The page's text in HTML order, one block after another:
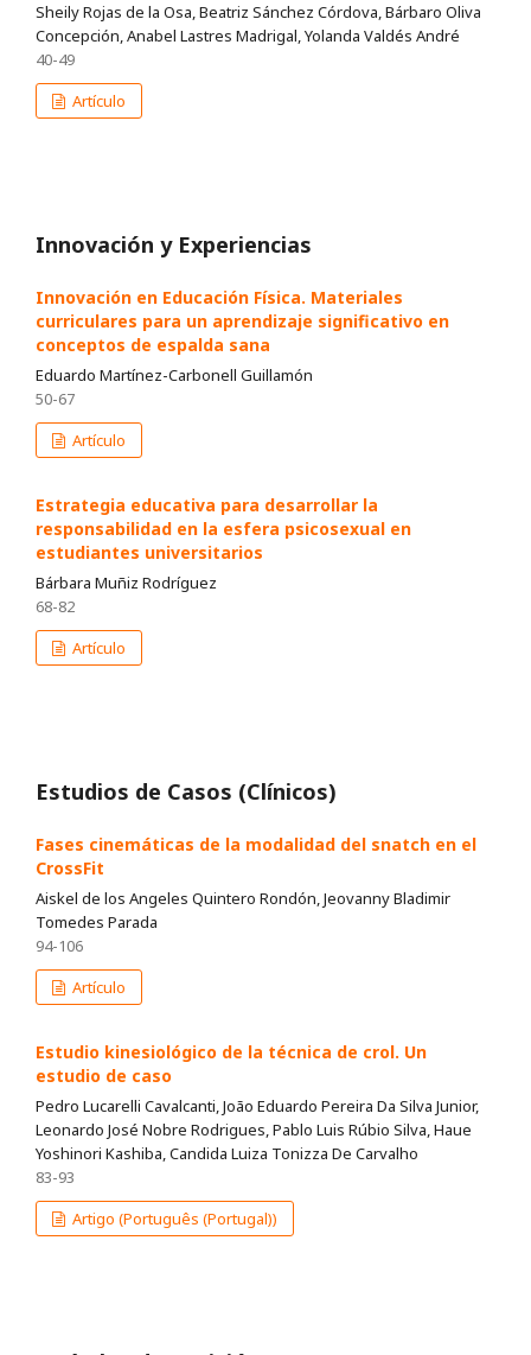
Sheily Rojas de la Osa, Beatriz Sánchez Córdova, Bárbaro Oliva
Concepción, Anabel Lastres Madrigal, Yolanda Valdés André
40-49
Artículo
Innovación y Experiencias
Innovación en Educación Física. Materiales
curriculares para un aprendizaje significativo en
conceptos de espalda sana
Eduardo Martínez-Carbonell Guillamón
50-67
Artículo
Estrategia educativa para desarrollar la
responsabilidad en la esfera psicosexual en
estudiantes universitarios
Bárbara Muñiz Rodríguez
68-82
Artículo
Estudios de Casos (Clínicos)
Fases cinemáticas de la modalidad del snatch en el
CrossFit
Aiskel de los Angeles Quintero Rondón, Jeovanny Bladimir
Tomedes Parada
94-106
Artículo
Estudio kinesiológico de la técnica de crol. Un
estudio de caso
Pedro Lucarelli Cavalcanti, João Eduardo Pereira Da Silva Junior,
Leonardo José Nobre Rodrigues, Pablo Luis Rúbio Silva, Haue
Yoshinori Kashiba, Candida Luiza Tonizza De Carvalho
83-93
Artigo (Português (Portugal))